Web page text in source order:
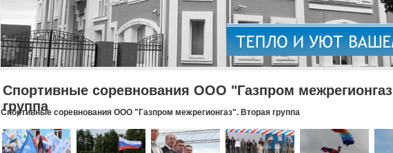
Спортивные соревнования ООО "Газпром
группа
Спортивные соревнования ООО "Газпром межрегионгаз". Вторая группа